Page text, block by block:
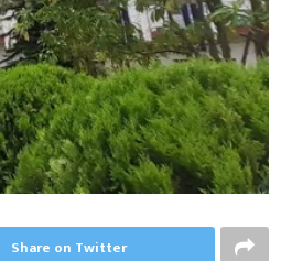
Share on Twitter